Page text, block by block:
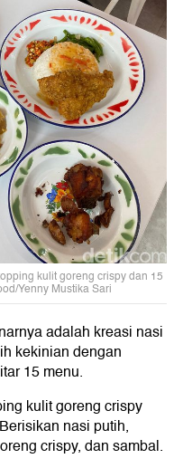
kulit goreng crispy dan 15
Yenny Mustika Sari
adalah kreasi nasi
kekinian dengan
15 menu.
kulit goreng crispy
nasi putih,
crispy, dan sambal.